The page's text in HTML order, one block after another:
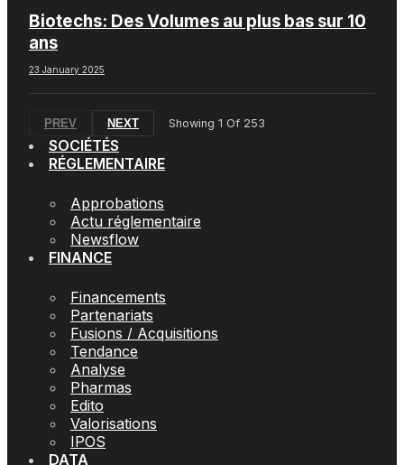
Biotechs: Des Volumes au plus bas sur 10
ans
23 January 2025
PREV NEXT Showing 1 Of 253
SOCIÉTÉS
RÉGLEMENTAIRE
Approbations
Actu réglementaire
Newsflow
FINANCE
Financements
Partenariats
Fusions / Acquisitions
Tendance
Analyse
Pharmas
Edito
Valorisations
IPOS
DATA